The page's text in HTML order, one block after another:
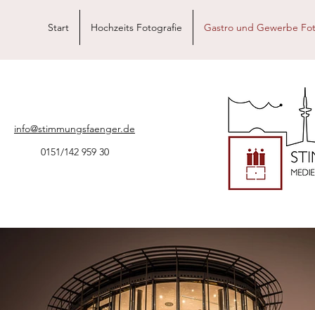
Start Hochzeits Fotografie Gastro und Gewerbe
info@stimmungsfaenger.de
0151/142 959 30